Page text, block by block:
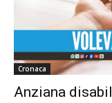
Cronaca
Anziana